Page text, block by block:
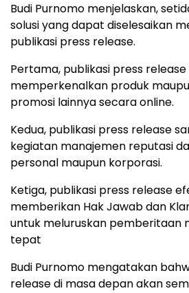
Budi Purnomo menjelaskan,
solusi yang dapat diselesaikan
publikasi press release.
Pertama, publikasi press
memperkenalkan produk
promosi lainnya secara online.
Kedua, publikasi press release
kegiatan manajemen reputasi
personal maupun korporasi.
Ketiga, publikasi press release
memberikan Hak Jawab dan
untuk meluruskan pemberitaan
tepat
Budi Purnomo mengatakan
release di masa depan akan